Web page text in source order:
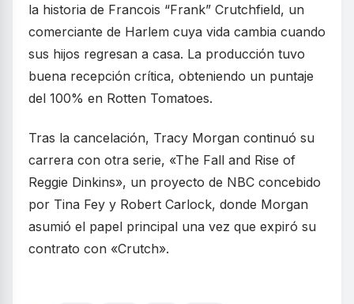
la historia de Francois “Frank” Crutchfield, un
comerciante de Harlem cuya vida cambia cuando
sus hijos regresan a casa. La producción tuvo
buena recepción crítica, obteniendo un puntaje
del 100% en Rotten Tomatoes.
Tras la cancelación, Tracy Morgan continuó su
carrera con otra serie, «The Fall and Rise of
Reggie Dinkins», un proyecto de NBC concebido
por Tina Fey y Robert Carlock, donde Morgan
asumió el papel principal una vez que expiró su
contrato con «Crutch».